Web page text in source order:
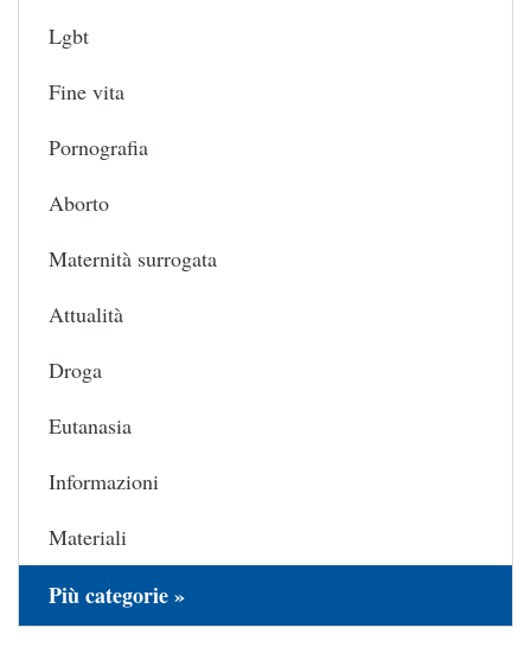
Lgbt
Fine vita
Pornografia
Aborto
Maternità surrogata
Attualità
Droga
Eutanasia
Informazioni
Materiali
Più categorie »